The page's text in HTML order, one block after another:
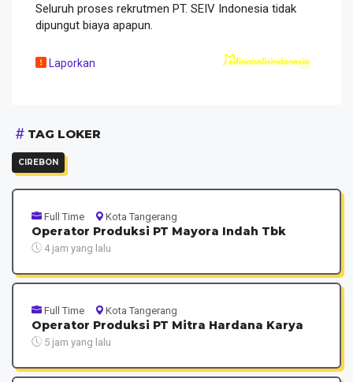
Seluruh proses rekrutmen PT. SEIV Indonesia tidak
dipungut biaya apapun.
Laporkan
TAG LOKER
CIREBON
Full Time Kota Tangerang
Operator Produksi PT Mayora Indah Tbk
4 jam yang lalu
Full Time Kota Tangerang
Operator Produksi PT Mitra Hardana Karya
5 jam yang lalu